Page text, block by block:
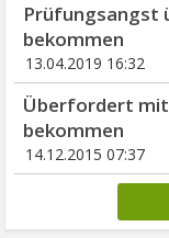
Prüfungsangst
bekommen
13.04.2019 16:32
Überfordert mit
bekommen
14.12.2015 07:37